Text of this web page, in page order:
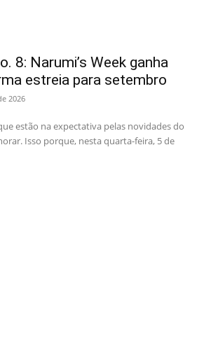
8: Narumi’s Week ganha
estreia para setembro
2026
estão na expectativa pelas novidades do
Isso porque, nesta quarta-feira, 5 de